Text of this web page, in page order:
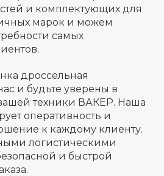
и комплектующих для
марок и можем
самых
дроссельная
и будьте уверены в
техники ВАКЕР. Наша
оперативность и
к каждому клиенту.
логистическими
и быстрой